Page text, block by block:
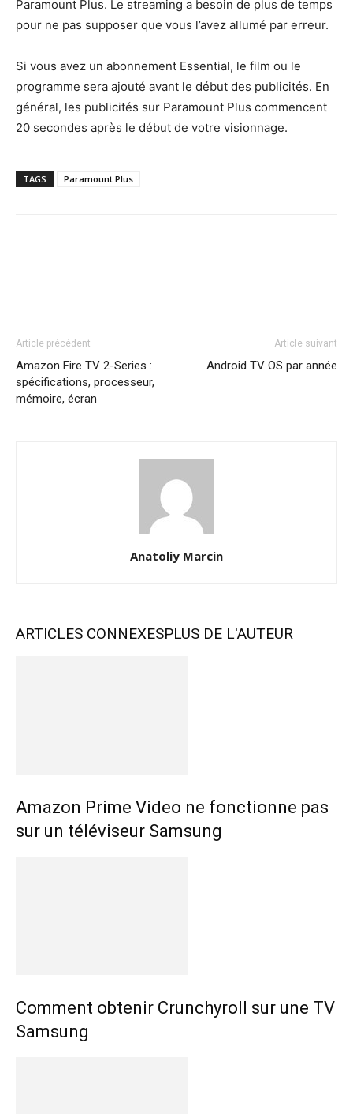
Paramount Plus. Le streaming a besoin de plus de temps
pour ne pas supposer que vous l’avez allumé par erreur.
Si vous avez un abonnement Essential, le film ou le
programme sera ajouté avant le début des publicités. En
général, les publicités sur Paramount Plus commencent
20 secondes après le début de votre visionnage.
TAGS Paramount Plus
Article précédent
Amazon Fire TV 2-Series :
spécifications, processeur,
mémoire, écran
Article suivant
Android TV OS par année
Anatoliy Marcin
ARTICLES CONNEXESPLUS DE L'AUTEUR
Amazon Prime Video ne fonctionne pas
sur un téléviseur Samsung
Comment obtenir Crunchyroll sur une TV
Samsung